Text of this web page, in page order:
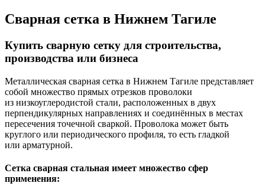
Сварная сетка в Нижнем Тагиле
Купить сварную сетку для строительства,
производства или бизнеса
Металлическая сварная сетка в Нижнем Тагиле представляет
собой множество прямых отрезков проволоки
из низкоуглеродистой стали, расположенных в двух
перпендикулярных направлениях и соединённых в местах
пересечения точечной сваркой. Проволока может быть
круглого или периодического профиля, то есть гладкой
или арматурной.
Сетка сварная стальная имеет множество сфер
применения: